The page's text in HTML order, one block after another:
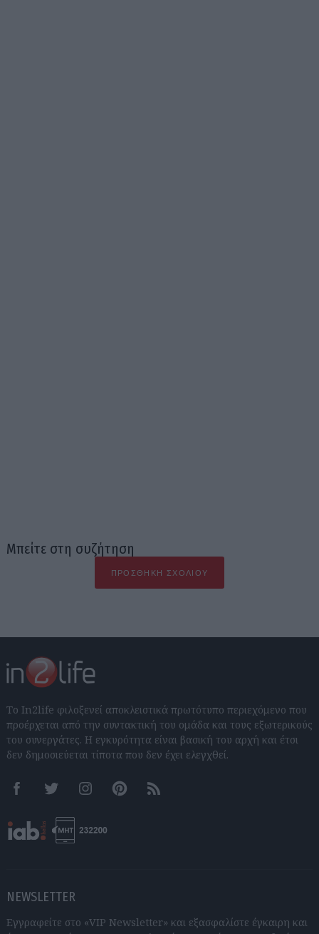
Μπείτε στη συζήτηση
ΠΡΟΣΘΉΚΗ ΣΧΟΛΊΟΥ
Το In2life φιλοξενεί αποκλειστικά πρωτότυπο περιεχόμενο που
προέρχεται από την συντακτική του ομάδα και τους εξωτερικούς
του συνεργάτες. Η εγκυρότητα είναι βασική του αρχή και έτσι
δεν δημοσιεύεται τίποτα που δεν έχει ελεγχθεί.
FacebookTwitter InstagramPinterestRSS feeds
NEWSLETTER
Εγγραφείτε στο «VIP Newsletter» και εξασφαλίστε έγκαιρη και